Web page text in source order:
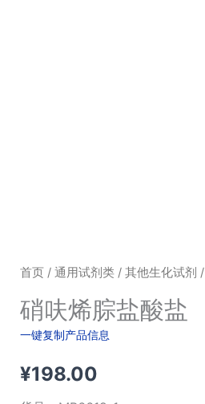
首页/ 通用试剂类/ 其他生化试剂
硝呋烯腙盐酸盐
一键复制产品信息
¥198.00